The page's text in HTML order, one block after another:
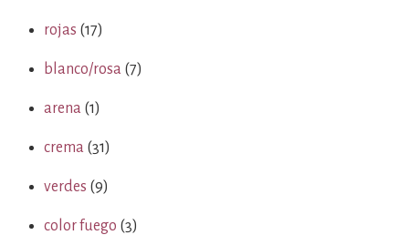
rojas (17)
blanco/rosa (7)
arena (1)
crema (31)
verdes (9)
color fuego (3)